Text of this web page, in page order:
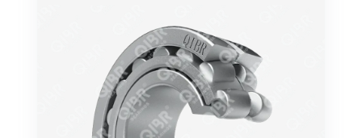
Устойчивость
Срок службы
Стоимость